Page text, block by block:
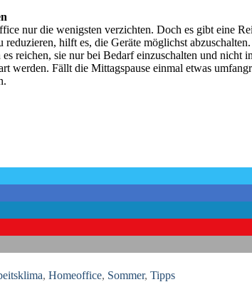
nur die wenigsten verzichten. Doch es gibt eine
hilft es, die Geräte möglichst
reichen, sie nur bei Bedarf einzuschalten und nicht
werden. Fällt die Mittagspause einmal etwas
,Homeoffice, Sommer,Tipps